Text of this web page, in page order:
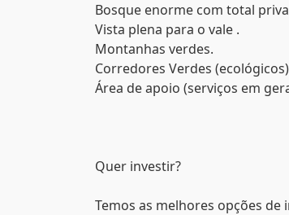
Bosque enorme com total
Vista plena para o vale .
Montanhas verdes.
Corredores Verdes
Área de apoio (serviços em
Quer investir?
Temos as melhores opções de